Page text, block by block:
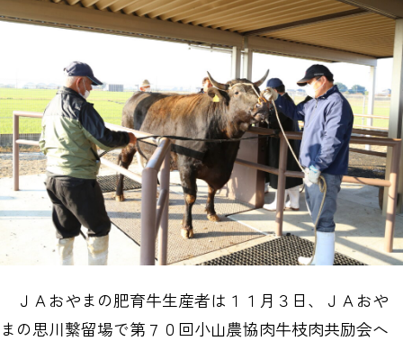
ＪＡおやまの肥育牛生産者は１１月３日、ＪＡおや
まの思川繋留場で第７０回小山農協肉牛枝肉共励会へ